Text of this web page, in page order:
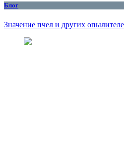
Блог
Значение пчел и других